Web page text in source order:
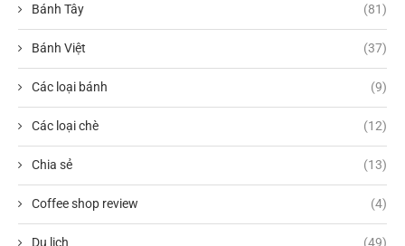
Bánh Tây (81)
Bánh Việt (37)
Các loại bánh (9)
Các loại chè (12)
Chia sẻ (13)
Coffee shop review (4)
Du lịch (49)